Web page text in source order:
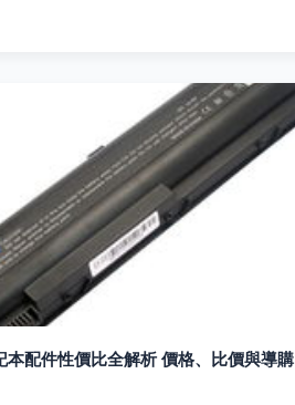
本配件性價比全解析 價格、比價與導購